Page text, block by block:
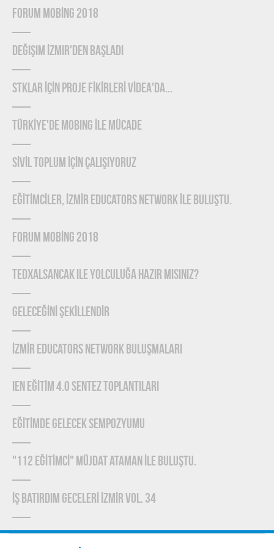
FORUM MOBİNG 2018
Değişim İzmir'den Başladı
STKLAR İÇİN PROJE FİKİRLERİ VİDEA'DA...
TÜRKİYE'DE MOBING İLE MÜCADE
SİVİL TOPLUM İÇİN ÇALIŞIYORUZ
EĞİTİMCİLER, İZMİR EDUCATORS NETWORK İLE BULUŞTU.
FORUM MOBİNG 2018
TEDxAlsancak ile Yolculuğa Hazır mısınız?
GELECEĞİNİ ŞEKİLLENDİR
İZMİR EDUCATORS NETWORK BULUŞMALARI
IEN EĞİTİM 4.0 SENTEZ TOPLANTILARI
EĞİTİMDE GELECEK SEMPOZYUMU
"112 EĞİTİMCİ" MÜJDAT ATAMAN İLE BULUŞTU.
İŞ BATIRDIM GECELERİ İZMİR VOL. 34